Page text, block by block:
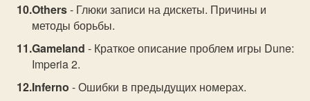
Others- Глюки записи на дискеты. Причины и
методы борьбы.
Gameland - Краткое описание проблем игры Dune:
Imperia 2.
Inferno - Ошибки в предыдущих номерах.